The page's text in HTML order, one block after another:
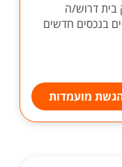
בית דרוש/ה
בנכסים חדשים
מועמדות